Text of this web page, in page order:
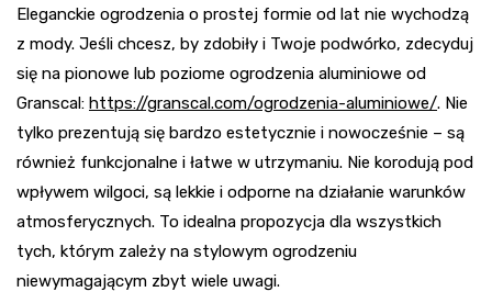
Eleganckie ogrodzenia o prostej formie od lat nie wychodzą
z mody. Jeśli chcesz, by zdobiły i Twoje podwórko, zdecyduj
się na pionowe lub poziome ogrodzenia aluminiowe od
Granscal: https://granscal.com/ogrodzenia-aluminiowe/. Nie
tylko prezentują się bardzo estetycznie i nowocześnie – są
również funkcjonalne i łatwe w utrzymaniu. Nie korodują pod
wpływem wilgoci, są lekkie i odporne na działanie warunków
atmosferycznych. To idealna propozycja dla wszystkich
tych, którym zależy na stylowym ogrodzeniu
niewymagającym zbyt wiele uwagi.